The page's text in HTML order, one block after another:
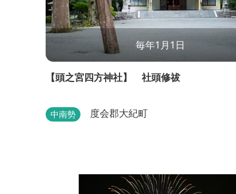
毎年1月1日
【頭之宮四方神社】 社頭修祓
中南勢 度会郡大紀町